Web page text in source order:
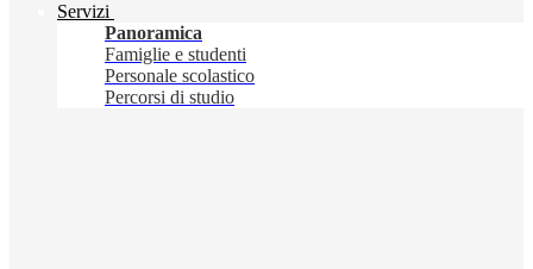
Servizi
Panoramica
Famiglie e studenti
Personale scolastico
Percorsi di studio